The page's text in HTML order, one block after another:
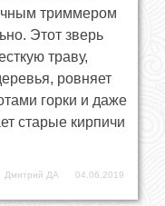
триммером
Этот зверь
траву,
ровняет
горки и даже
старые кирпичи
Дмитрий ДА 04.06.2019